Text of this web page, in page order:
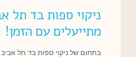
ניקוי ספות בד תל
מתייעלים עם הזמן!
בתחום של ניקוי ספות בד תל אביב